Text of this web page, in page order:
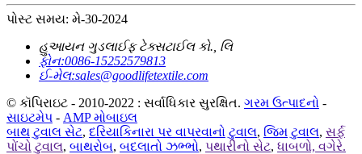
પોસ્ટ સમય: મે-30-2024
હુઆયન ગુડલાઈફ ટેક્સટાઈલ કો., લિ
ફોન:0086-15252579813
ઈ-મેલ:sales@goodlifetextile.com
© કૉપિરાઇટ - 2010-2022 : સર્વાધિકાર સુરક્ષિત. ગરમ ઉત્પાદનો -
સાઇટમેપ - AMP મોબાઇલ
બાથ ટુવાલ સેટ, દરિયાકિનારા પર વાપરવાનો ટુવાલ, જિમ ટુવાલ, સર્ફ
પોંચો ટુવાલ, બાથરોબ, બદલાતો ઝભ્ભો, પથારીનો સેટ, ધાબળો, વગેરે.